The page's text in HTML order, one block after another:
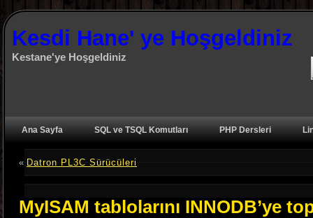
Kesdi Hane' ye Hoşgeldiniz
Kestane'ye Hoşgeldiniz
Ana Sayfa SQL ve TSQL Komutları PHP Dersleri
« Datron PL3C Sürücüleri
MyISAM tablolarını INNODB’ye